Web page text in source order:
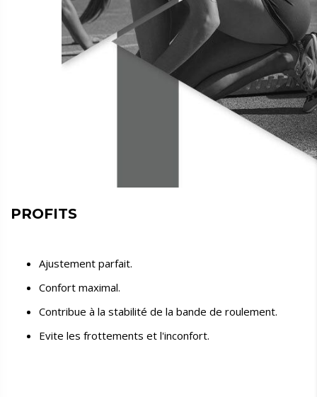
PROFITS
Ajustement parfait.
Confort maximal.
Contribue à la stabilité de la bande de roulement.
Evite les frottements et l'inconfort.